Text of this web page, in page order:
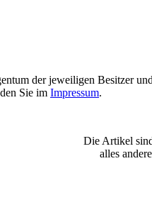
der jeweiligen Besitzer
Sie im Impressum.
Die Artikel
alles